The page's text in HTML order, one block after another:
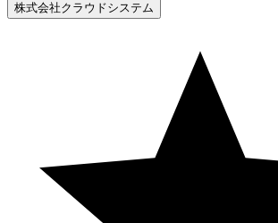
株式会社クラウドシステム